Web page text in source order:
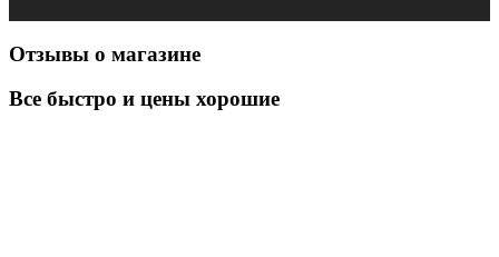
Отзывы о магазине
Все быстро и цены хорошие